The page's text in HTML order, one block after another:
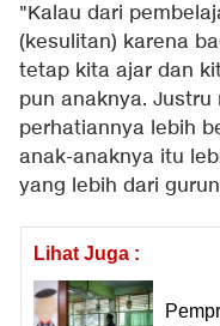
"Kalau dari
(kesulitan) karena
tetap kita ajar dan
pun anaknya.
perhatiannya lebih
anak-anaknya itu
yang lebih dari
Lihat Juga :